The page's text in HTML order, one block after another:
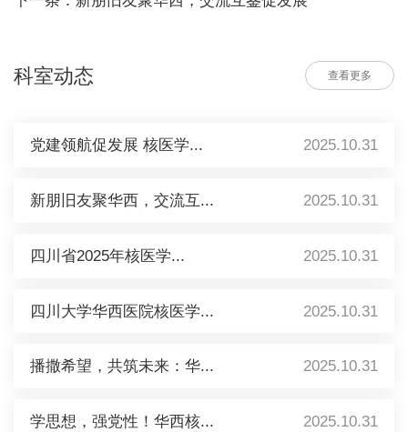
科室动态 查看更多
党建领航促发展 核医学... 2025.10.31
新朋旧友聚华西，交流互... 2025.10.31
四川省2025年核医学... 2025.10.31
四川大学华西医院核医学... 2025.10.31
播撒希望，共筑未来：华... 2025.10.31
学思想，强党性！华西核... 2025.10.31